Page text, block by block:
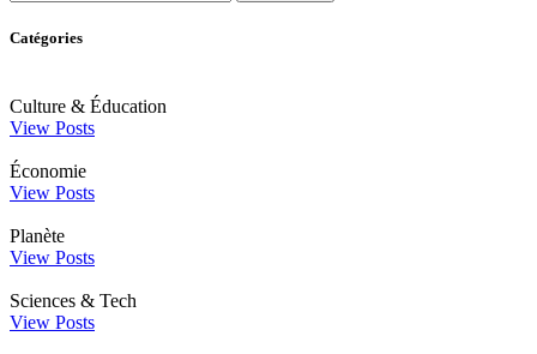
Catégories
Culture & Éducation
View Posts
Économie
View Posts
Planète
View Posts
Sciences & Tech
View Posts